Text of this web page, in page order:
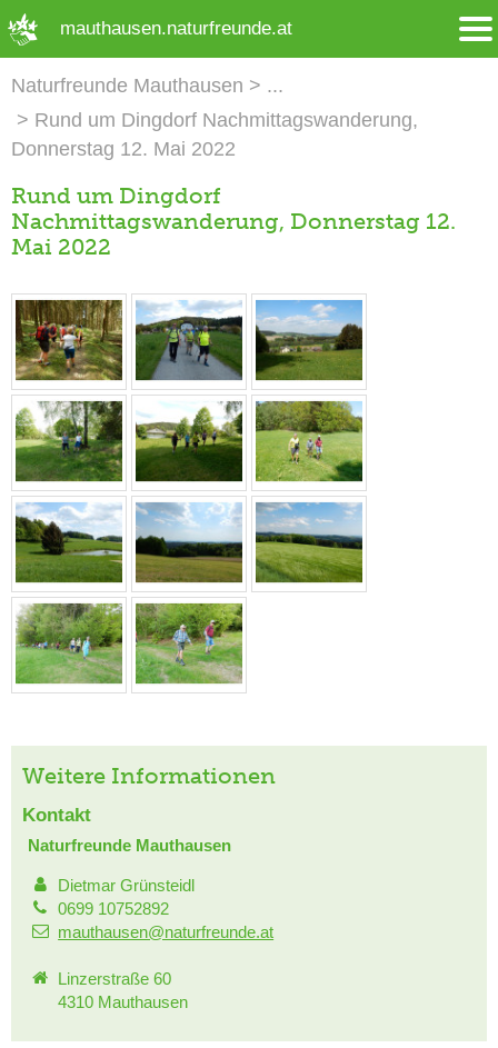
mauthausen.naturfreunde.at
Naturfreunde Mauthausen
Rund um Dingdorf Nachmittagswanderung,
Donnerstag 12. Mai 2022
Rund um Dingdorf
Nachmittagswanderung, Donnerstag 12.
Mai 2022
Weitere Informationen
Kontakt
Naturfreunde Mauthausen
Dietmar Grünsteidl
0699 10752892
mauthausen@naturfreunde.at
Linzerstraße 60
4310 Mauthausen